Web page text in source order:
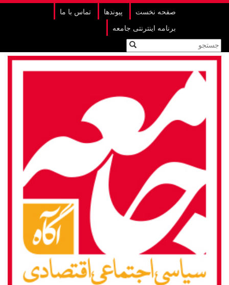
صفحه نخست پیوندها تماس با ما
برنامه اینترنتی جامعه